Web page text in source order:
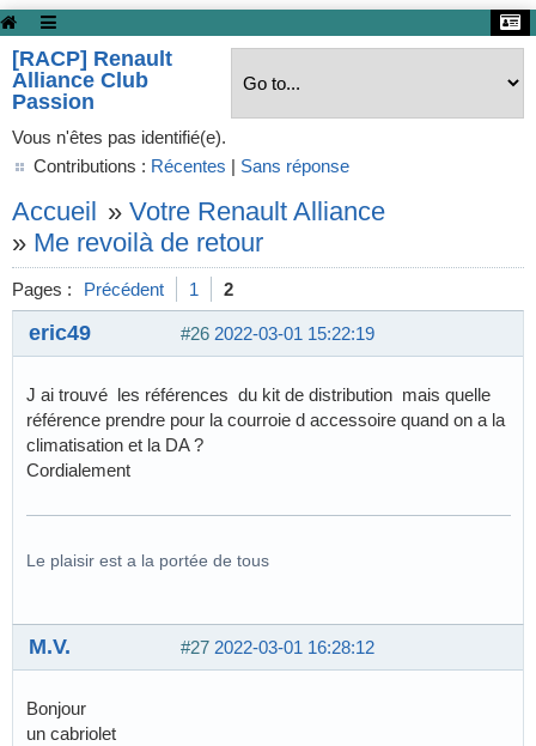
[RACP] Renault
Alliance Club
Passion
Vous n'êtes pas identifié(e).
Contributions : Récentes | Sans réponse
Accueil » Votre Renault Alliance
» Me revoilà de retour
Pages : Précédent 1 2
#26 2022-03-01 15:22:19
eric49
J ai trouvé les références du kit de distribution mais quelle
référence prendre pour la courroie d accessoire quand on a la
climatisation et la DA ?
Cordialement
Le plaisir est a la portée de tous
#27 2022-03-01 16:28:12
M.V.
Bonjour
un cabriolet